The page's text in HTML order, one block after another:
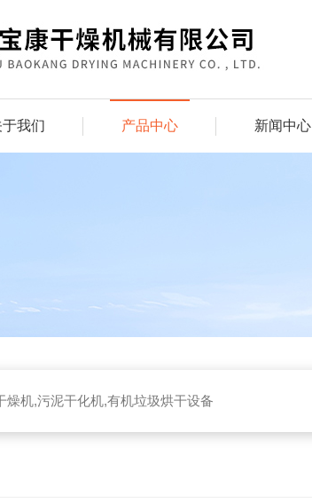
于我们 产品中心 新闻中心
燥机,污泥干化机,有机垃圾烘干设备